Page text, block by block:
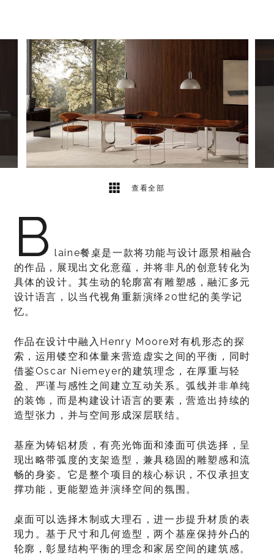
查看全部
B laine餐桌是一款将功能与设计愿景相融合
的作品，展现出文化意蕴，并将非凡的创意转化为
具体的设计。其生动的轮廓富有雕塑感，融汇多元
设计语言，以当代视角重新演绎20世纪的美学记
忆。
作品在设计中融入Henry Moore对有机形态的探
索，运用镂空和体量来营造虚实之间的平衡，同时
借鉴Oscar Niemeyer的建筑理念，在厚重与轻
盈、严谨与感性之间建立互动关系。弧线并非单纯
的装饰，而是构建设计语言的要素，营造出持续的
造型张力，并与空间形成深层联结。
基座为铸铝材质，有亮光饰面和漆面可供选择，呈
现出略带弧度的支架造型，兼具稳固的雕塑感和流
畅的身姿。它是整个项目的核心标识，不仅承担支
撑功能，更能塑造并演绎空间的氛围。
桌面可以选择木制或大理石，进一步提升材质的表
现力。基于尺寸和几何造型，两个基座保持外凸的
轮廓，彰显结构平衡的理念和家居空间的建筑感。